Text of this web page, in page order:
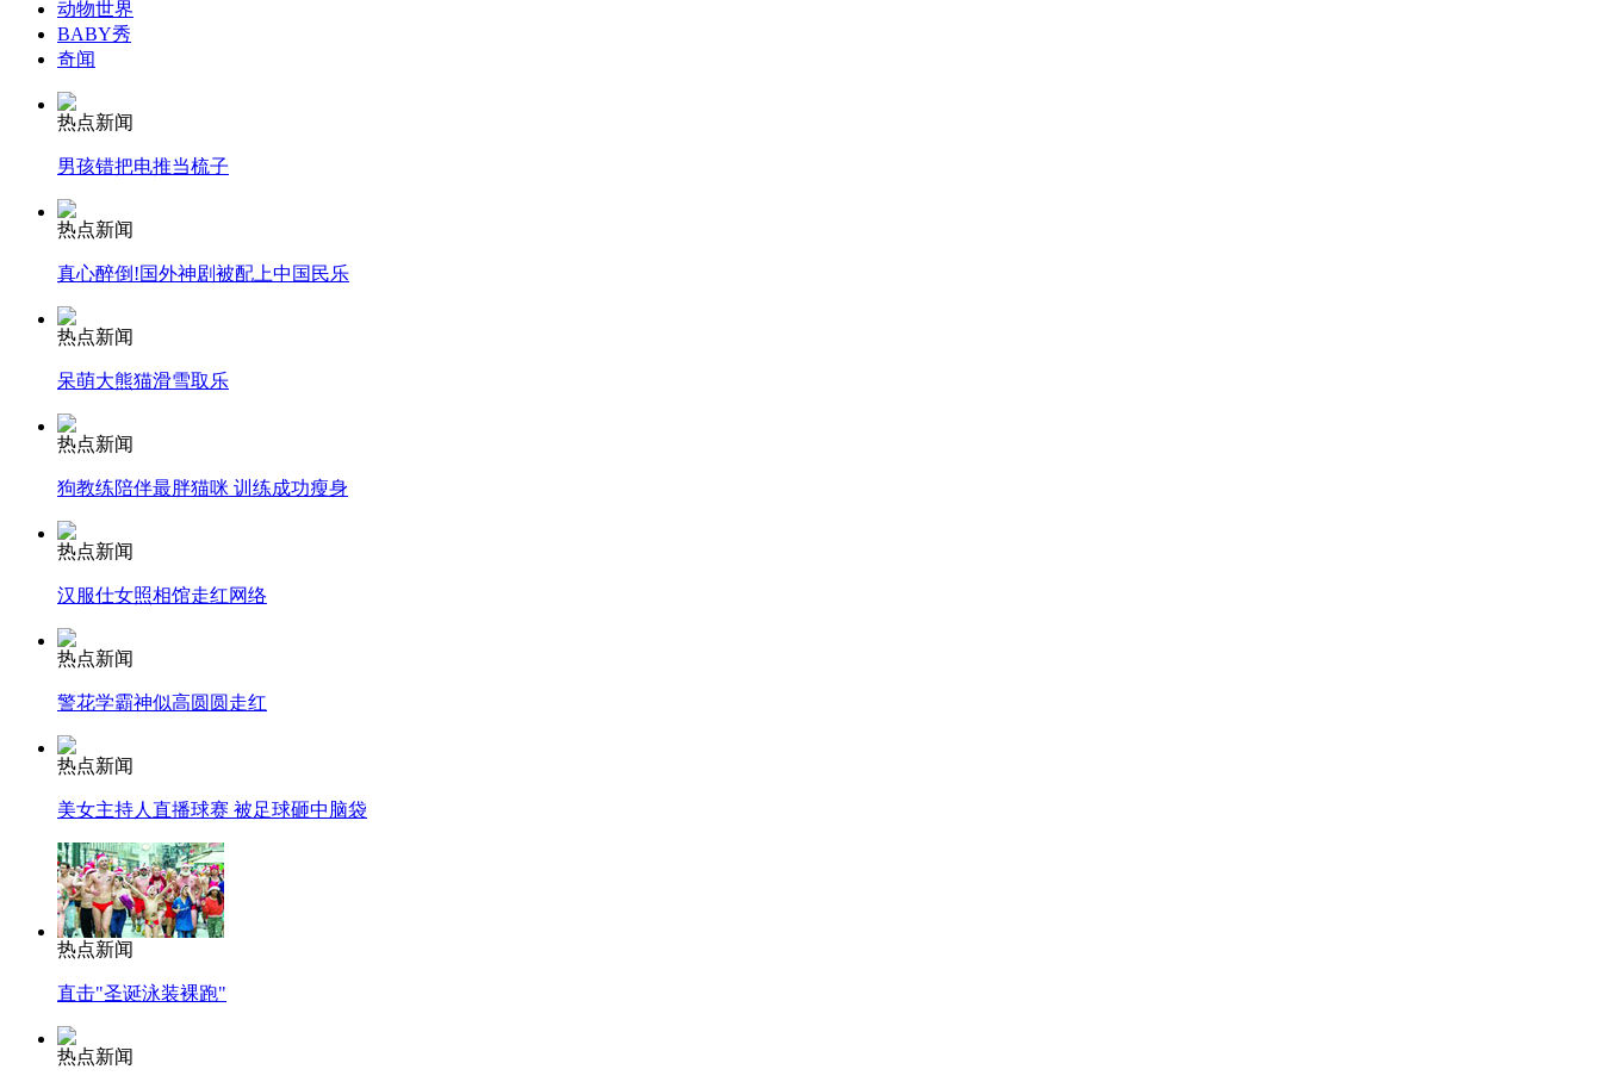
无痛分娩是否安全 医生回应
外交部：反对强权政治霸凌主义
安徽一实载49人客车翻车
走！跟着总书记去植树
消防员救轻生者
纽约上演“枕头大战”
司机酒驾遇交警 急速倒车逃窜
动物世界
BABY秀
奇闻
热点新闻
男孩错把电推当梳子
热点新闻
真心醉倒!国外神剧被配上中国民乐
热点新闻
呆萌大熊猫滑雪取乐
热点新闻
狗教练陪伴最胖猫咪 训练成功瘦身
热点新闻
汉服仕女照相馆走红网络
热点新闻
警花学霸神似高圆圆走红
热点新闻
美女主持人直播球赛 被足球砸中脑袋
热点新闻
直击"圣诞泳装裸跑"
热点新闻